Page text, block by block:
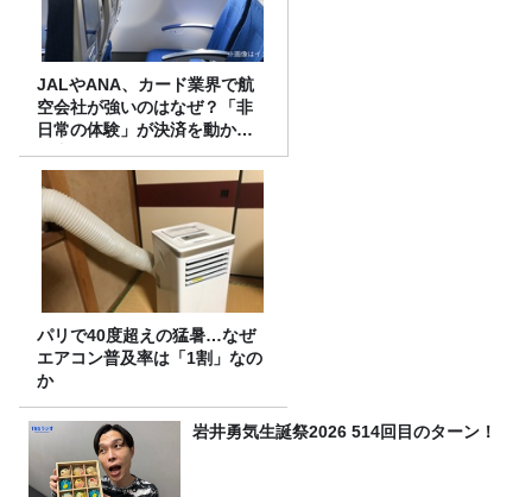
JALやANA、カード業界で航
空会社が強いのはなぜ？「非
日常の体験」が決済を動かす
理由
パリで40度超えの猛暑…なぜ
エアコン普及率は「1割」なの
か
岩井勇気生誕祭2026 514回目のターン！